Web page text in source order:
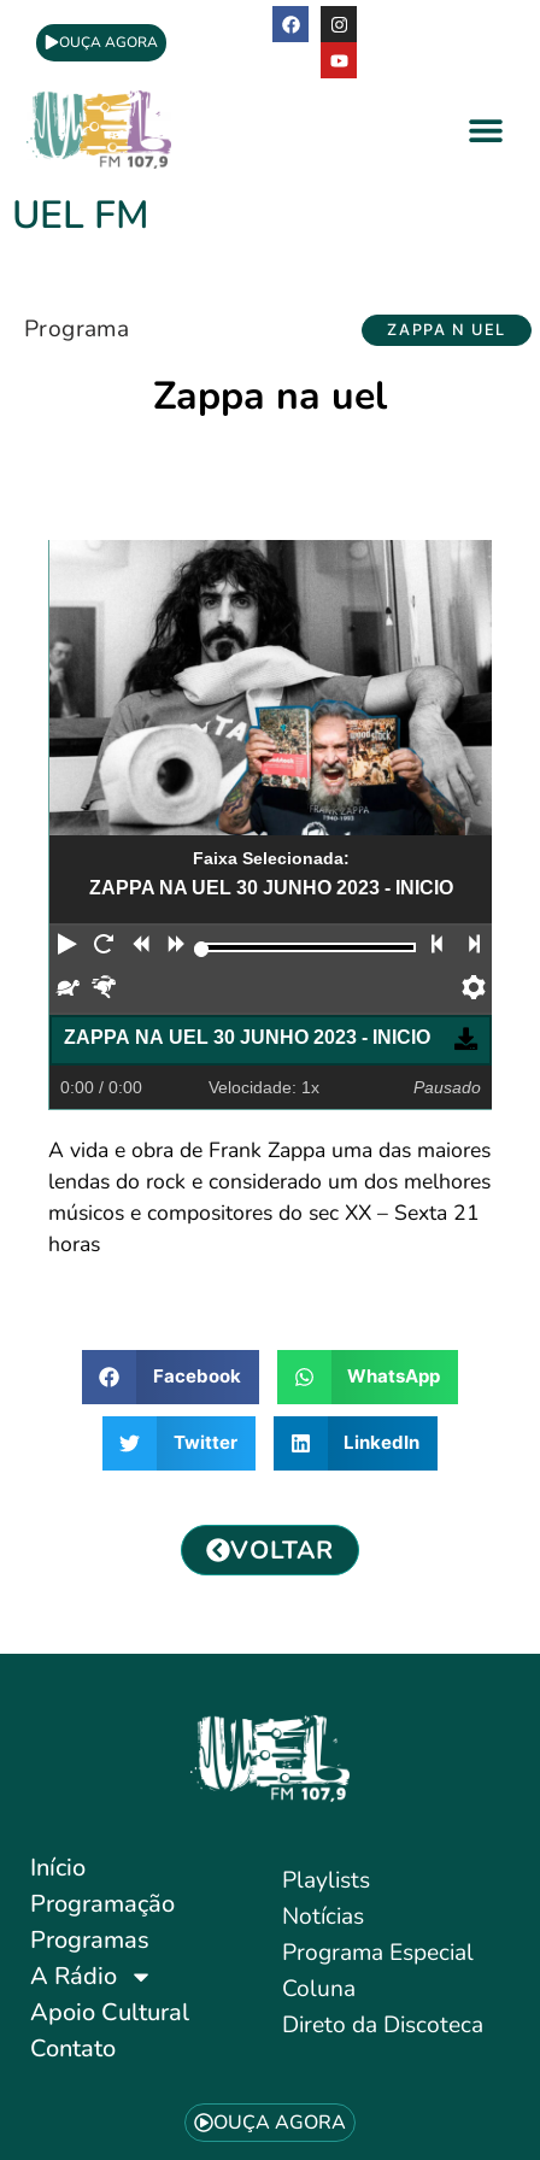
OUÇA AGORA
UEL FM
Programa ZAPPA N UEL
Zappa na uel
Faixa Selecionada:
ZAPPA NA UEL 30 JUNHO 2023 - INICIO
Reproduzir
Reiniciar
Retroceder
Avançar Faixa
Devagar
ZAPPA NA UEL 30 JUNHO 2023 - INICIO
0:00 / 0:00 Velocidade: 1x Pausado
A vida e obra de Frank Zappa uma das maiores
lendas do rock e considerado um dos melhores
músicos e compositores do sec XX – Sexta 21
horas
Facebook WhatsApp
Twitter LinkedIn
VOLTAR
Início
Programação
Programas
A Rádio
Apoio Cultural
Contato
Playlists
Notícias
Programa Especial
Coluna
Direto da Discoteca
OUÇA AGORA